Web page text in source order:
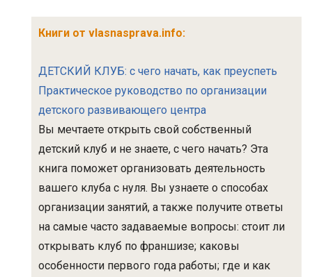
Книги от vlasnasprava.info:
ДЕТСКИЙ КЛУБ: с чего начать, как преуспеть
Практическое руководство по организации
детского развивающего центра
Вы мечтаете открыть свой собственный
детский клуб и не знаете, с чего начать? Эта
книга поможет организовать деятельность
вашего клуба с нуля. Вы узнаете о способах
организации занятий, а также получите ответы
на самые часто задаваемые вопросы: стоит ли
открывать клуб по франшизе; каковы
особенности первого года работы; где и как